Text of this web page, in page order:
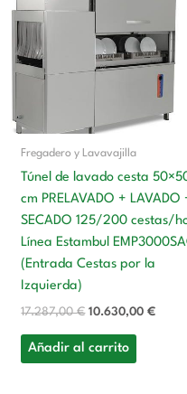
Fregadero y Lavavajilla
Túnel de lavado cesta
cm PRELAVADO + LAVADO
SECADO 125/200 cestas/
Línea Estambul
(Entrada Cestas por la
Izquierda)
17.287,00€
era:
17.287,00 €.
10.630,00€
Añadir al carrito